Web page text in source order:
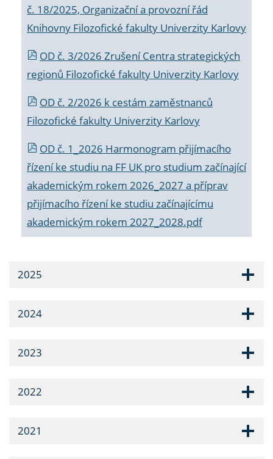
č. 18/2025, Organizační a provozní řád
Knihovny Filozofické fakulty Univerzity Karlovy
OD č. 3/2026 Zrušení Centra strategických
regionů Filozofické fakulty Univerzity Karlovy
OD č. 2/2026 k cestám zaměstnanců
Filozofické fakulty Univerzity Karlovy
OD č. 1_2026 Harmonogram přijímacího
řízení ke studiu na FF UK pro studium začínající
akademickým rokem 2026_2027 a příprav
přijímacího řízení ke studiu začínajícímu
akademickým rokem 2027_2028.pdf
2025
2024
2023
2022
2021